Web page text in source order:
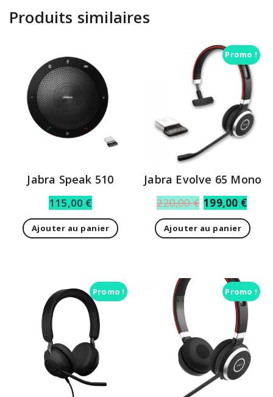
Produits similaires
Jabra Speak 510
115,00 €
Ajouter au panier
Promo !
Jabra Evolve 65 Mono
220,00€ 199,00 €
Ajouter au panier
Promo ! Promo !